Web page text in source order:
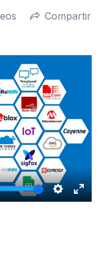
Compartir
Settings
Enter